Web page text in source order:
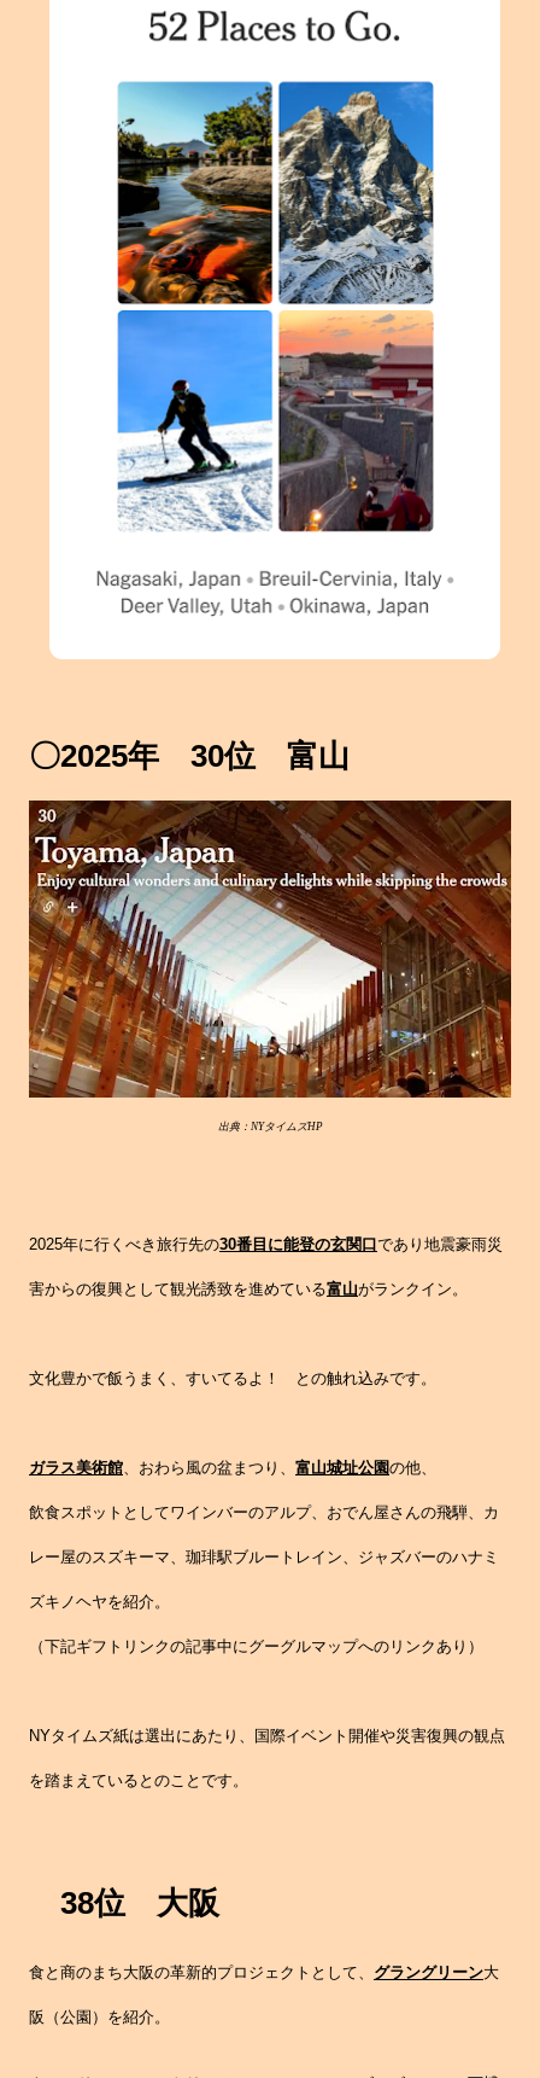
〇2025年 30位 富山
出典：NYタイムズHP
2025年に行くべき旅行先の30番目に能登の玄関口であり地震豪雨災
害からの復興として観光誘致を進めている富山がランクイン。
文化豊かで飯うまく、すいてるよ！ との触れ込みです。
ガラス美術館、おわら風の盆まつり、 富山城址公園の他、
飲食スポットとしてワインバーのアルプ、おでん屋さんの飛騨、カ
レー屋のスズキーマ、珈琲駅ブルートレイン、ジャズバーのハナミ
ズキノヘヤを紹介。
（下記ギフトリンクの記事中にグーグルマップへのリンクあり）
NYタイムズ紙は選出にあたり、国際イベント開催や災害復興の観点
を踏まえているとのことです。
38位 大阪
食と商のまち大阪の革新的プロジェクトとして、 グラングリーン大
阪（公園）を紹介。